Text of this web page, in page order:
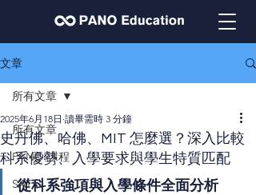
文章
所有文章
PANO 課程
SAT
所有文章
史丹佛、哈佛、MIT 怎麼選？深入比較
科系優勢、入學要求與學生特質匹配
2025年6月18日 讀畢需時 3 分鐘
從科系強項與入學條件全面分析